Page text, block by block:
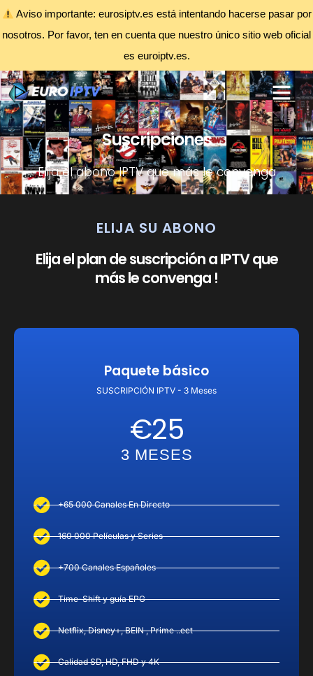
Aviso importante: eurosiptv.es está intentando hacerse pasar por
nosotros. Por favor, ten en cuenta que nuestro único sitio web oficial
es euroiptv.es.
Suscripciones
Elija el abono IPTV que más le convenga
ELIJA SU ABONO
Elija el plan de suscripción a IPTV que
más le convenga !
Paquete básico
SUSCRIPCIÓN IPTV - 3 Meses
€25
3 MESES
+65 000 Canales En Directo
160 000 Películas y Series
+700 Canales Españoles
Time-Shift y guía EPG
Netflix, Disney+, BEIN , Prime ..ect
Calidad SD, HD, FHD y 4K